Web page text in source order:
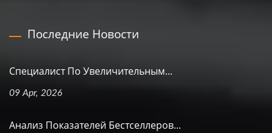
Последние Новости
Специалист По Увеличительным...
09 Apr, 2026
Анализ Показателей Бестселлеров...